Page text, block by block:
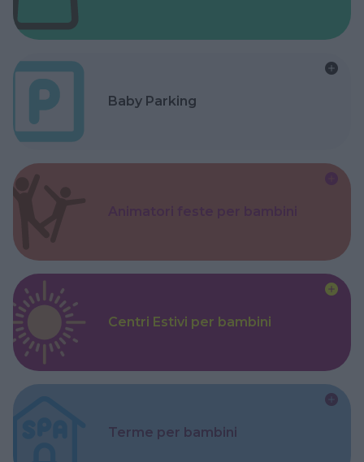
Baby Parking
Centri Estivi per bambini
Terme per bambini